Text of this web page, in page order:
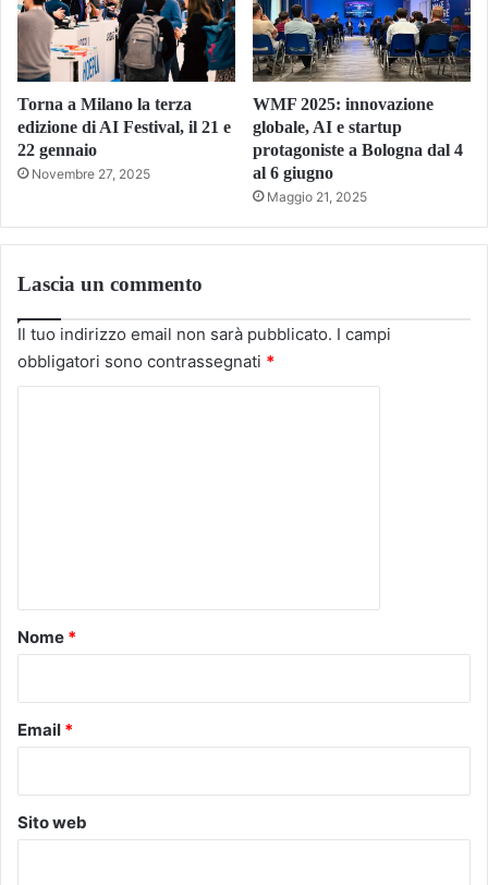
Torna a Milano la terza
edizione di AI Festival, il 21 e
22 gennaio
Novembre 27, 2025
WMF 2025: innovazione
globale, AI e startup
protagoniste a Bologna dal 4
al 6 giugno
Maggio 21, 2025
Lascia un commento
Il tuo indirizzo email non sarà pubblicato. I campi
obbligatori sono contrassegnati *
o
Nome *
Email *
Sito web